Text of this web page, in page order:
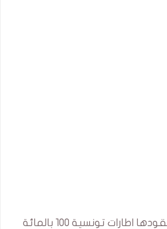
هذه الشركة التي تقودها اطارات تونسية 100 بالمائة